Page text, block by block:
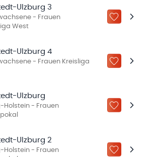
Ulzburg 3
- Frauen
West
ZU „MEINE
Ulzburg 4
- Frauen Kreisliga
ZU „MEINE
Ulzburg
Holstein - Frauen
ZU „MEINE
Ulzburg 2
Holstein - Frauen
ZU „MEINE